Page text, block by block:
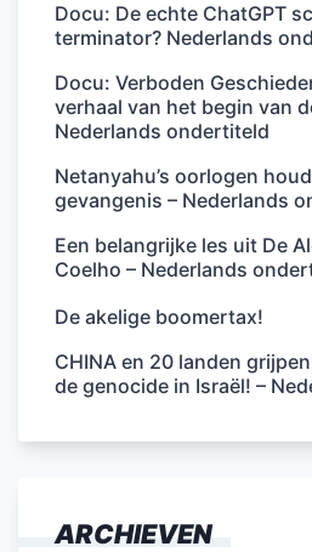
Docu: De echte ChatGPT
terminator? Nederlands
Docu: Verboden
verhaal van het begin van
Nederlands ondertiteld
Netanyahu’s oorlogen
gevangenis – Nederlands
Een belangrijke les uit De
Coelho – Nederlands
De akelige boomertax!
CHINA en 20 landen
de genocide in Israël! –
ARCHIEVEN